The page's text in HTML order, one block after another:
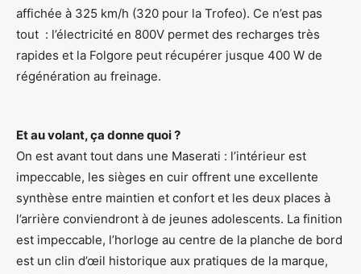
affichée à 325 km/h (320 pour la Trofeo). Ce n’est pas
tout : l’électricité en 800V permet des recharges très
rapides et la Folgore peut récupérer jusque 400 W de
régénération au freinage.
Et au volant, ça donne quoi ?
On est avant tout dans une Maserati : l’intérieur est
impeccable, les sièges en cuir offrent une excellente
synthèse entre maintien et confort et les deux places à
l’arrière conviendront à de jeunes adolescents. La finition
est impeccable, l’horloge au centre de la planche de bord
est un clin d’œil historique aux pratiques de la marque,